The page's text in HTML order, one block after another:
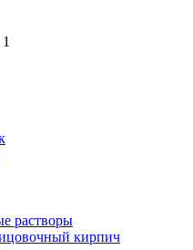
растворы
кирпич